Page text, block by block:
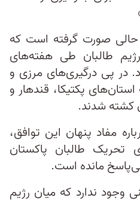
صورت گرفته است که
طالبان طی هفته‌های
در پی درگیری‌های مرزی و
پکتیکا، قندهار و
کشته شدند.
مفاد پنهان این توافق،
تحریک طالبان پاکستان
مانده است.
وجود ندارد که میان رژیم